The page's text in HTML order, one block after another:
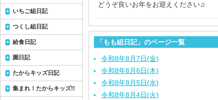
どうぞ良いお年をお迎えください♫
「もも組日記」のページ一覧
令和8年8月7日(金)
令和8年8月6日(木)
令和8年8月5日(水)
令和8年8月4日(火)
いちご組日記
つくし組日記
給食日記
園日記
たからキッズ日記
集まれ！たからキッズ!!